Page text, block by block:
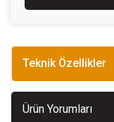
Teknik Özellikler
Ürün Yorumları